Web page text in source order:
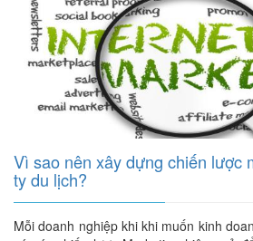
Vì sao nên xây dựng chiến lược
ty du lịch?
Mỗi doanh nghiệp khi khi muốn kinh